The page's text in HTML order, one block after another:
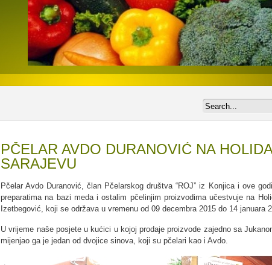
PČELAR AVDO DURANOVIĆ NA
SARAJEVU
Pčelar Avdo Duranović, član Pčelarskog društva “ROJ” iz Konjica i ove
preparatima na bazi meda i ostalim pčelinjim proizvodima učestvuje na
Izetbegović, koji se održava u vremenu od 09 decembra 2015 do 14 januara
U vrijeme naše posjete u kućici u kojoj prodaje proizvode zajedno sa
mijenjao ga je jedan od dvojice sinova, koji su pčelari kao i Avdo.